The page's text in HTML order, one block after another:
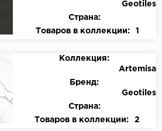
Geotiles
Страна:
Товаров в коллекции:
1
Коллекция:
Artemisa
Бренд:
Geotiles
Страна:
Товаров в коллекции:
2